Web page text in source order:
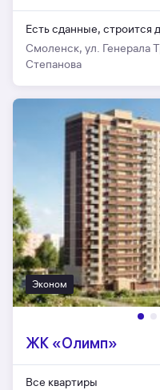
Есть сданные, строится
Смоленск, ул. Генерала
Степанова
Эконом
ЖК «Олимп»
Все квартиры